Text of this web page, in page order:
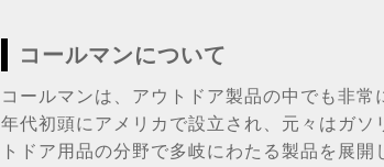
コールマンについて
コールマンは、アウトドア製品の中でも非
年代初頭にアメリカで設立され、元々はガ
トドア用品の分野で多岐にわたる製品を展